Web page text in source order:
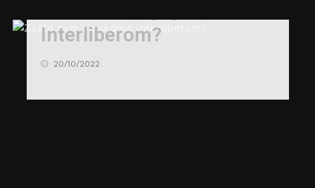
Interliberom?
20/10/2022